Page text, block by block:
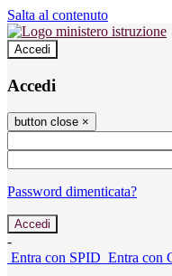
Salta al contenuto
Accedi
Accedi
button close ×
Password dimenticata?
-
Entra con SPID Entra con